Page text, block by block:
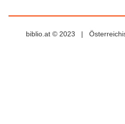
biblio.at © 2023 |